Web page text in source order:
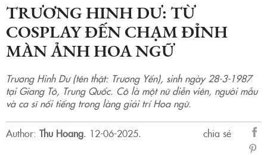
TRƯƠNG HINH DƯ: TỪ
COSPLAY ĐẾN CHẠM ĐỈNH
MÀN ẢNH HOA NGỮ
Trương Hinh Dư (tên thật: Trương Yến), sinh ngày 28-3-1987
tại Giang Tô, Trung Quốc. Cô là một nữ diễn viên, người mẫu
và ca sĩ nổi tiếng trong làng giải trí Hoa ngữ.
Author: Thu Hoang. 12-06-2025.
chia sẻ
sẻ